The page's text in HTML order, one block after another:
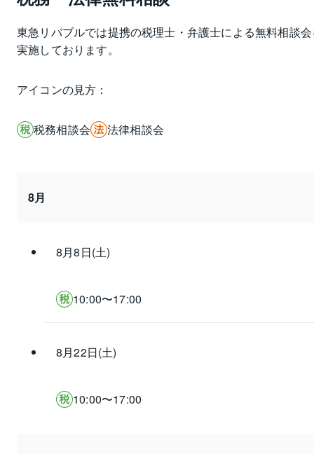
東急リバブルでは提携の税理士・弁護士による無料相談
実施しております。
アイコンの見方：
税務相談会 法律相談会
8月
8月8日(土)
10:00〜17:00
8月22日(土)
10:00〜17:00